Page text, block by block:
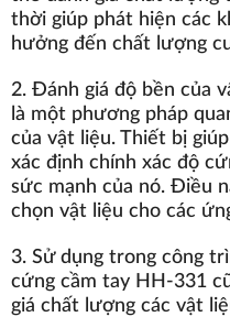
thời giúp phát hiện các
hưởng đến chất lượng
2. Đánh giá độ bền của
là một phương pháp
của vật liệu. Thiết bị
xác định chính xác độ
sức mạnh của nó. Điều
chọn vật liệu cho các
3. Sử dụng trong công
cứng cầm tay HH-331
giá chất lượng các vật